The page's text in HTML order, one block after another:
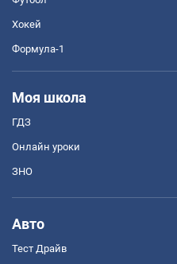
Хокей
Формула-1
Моя школа
ГДЗ
Онлайн уроки
ЗНО
Авто
Тест Драйв